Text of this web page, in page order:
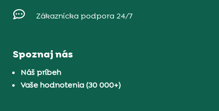
 Zákaznícka podpora 24/7
Spoznaj nás
Náš príbeh
Vaše hodnotenia (30 000+)